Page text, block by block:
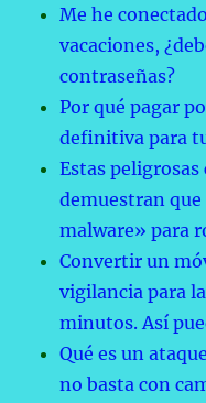
Me he
vacaciones,
contraseñas?
Por qué pagar
definitiva para
Estas
demuestran
malware» para
Convertir un
vigilancia para
minutos. Así
Qué es un
no basta con